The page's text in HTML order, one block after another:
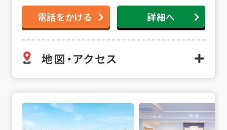
電話をかける 詳細へ
地図・アクセス
浜松和合の詳細へ